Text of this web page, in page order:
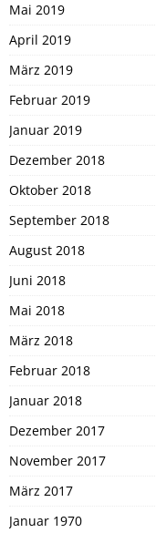
Mai 2019
April 2019
März 2019
Februar 2019
Januar 2019
Dezember 2018
Oktober 2018
September 2018
August 2018
Juni 2018
Mai 2018
März 2018
Februar 2018
Januar 2018
Dezember 2017
November 2017
März 2017
Januar 1970